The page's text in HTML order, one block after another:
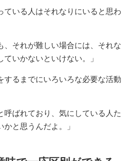
ている人はそれなりにいると思わ
、それが難しい場合には、それな
ていかないといけない。」
するまでにいろいろな必要な活動
呼ばれており、気にしている人た
と思うんだよ。」